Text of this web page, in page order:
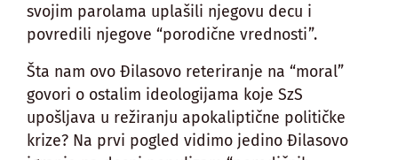
svojim parolama uplašili njegovu decu i
povredili njegove “porodične vrednosti”.
Šta nam ovo Đilasovo reteriranje na “moral”
govori o ostalim ideologijama koje SzS
upošljava u režiranju apokaliptične političke
krize? Na prvi pogled vidimo jedino Đilasovo